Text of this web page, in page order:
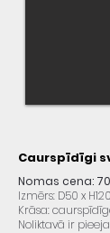
Caurspīdīgi
Nomas cena: 70
Izmērs: D50 x
Krāsa:
Noliktavā ir